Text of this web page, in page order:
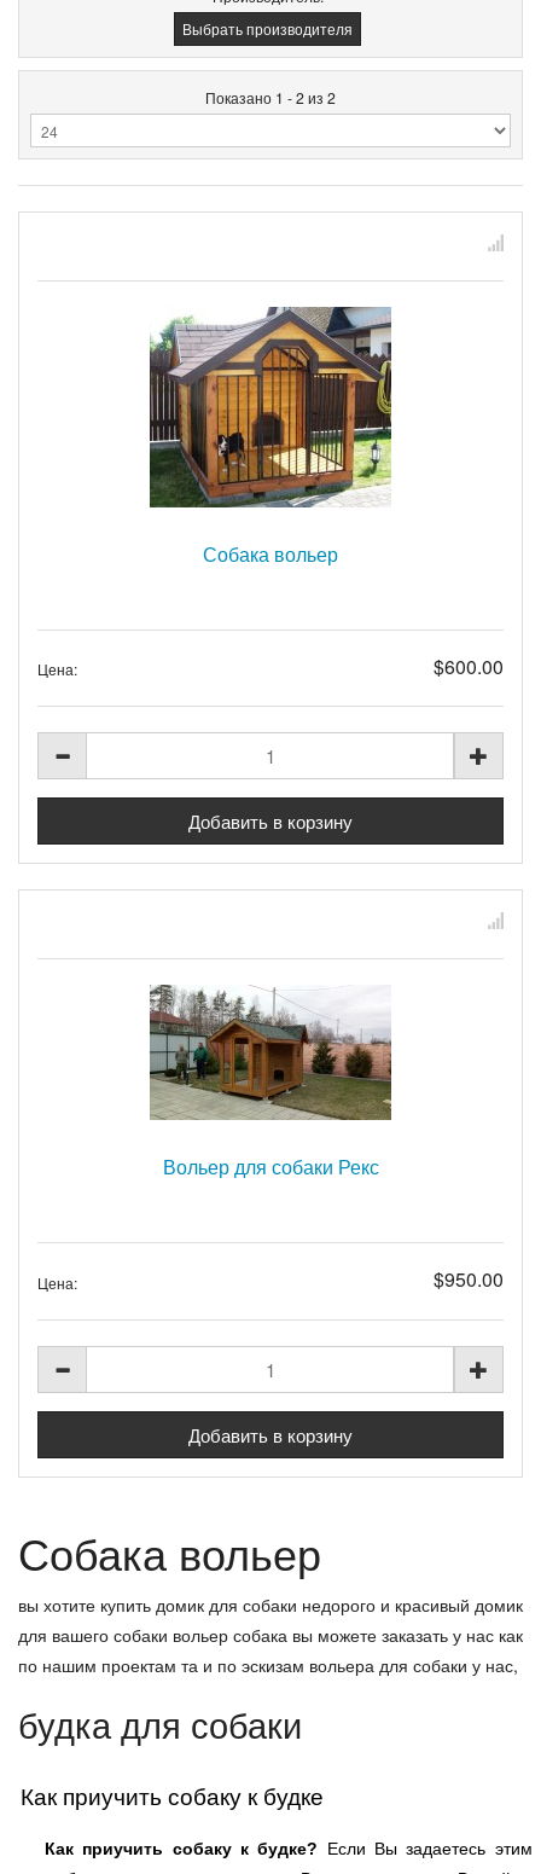
Выбрать производителя
Показано 1 - 2 из 2
Собака вольер
Цена: $600.00
Вольер для собаки Рекс
Цена: $950.00
Собака вольер
вы хотите купить домик для собаки недорого и красивый домик
для вашего собаки вольер собака вы можете заказать у нас как
по нашим проектам та и по эскизам вольера для собаки у нас,
будка для собаки
Как приучить собаку к будке
Как приучить собаку к будке? Если Вы задаетесь этим